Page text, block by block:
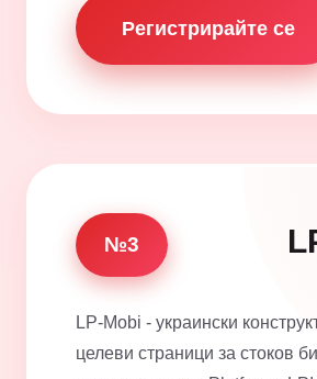
Регистрирайте се
№3
LP-Mobi - украински
целеви страници за стоков